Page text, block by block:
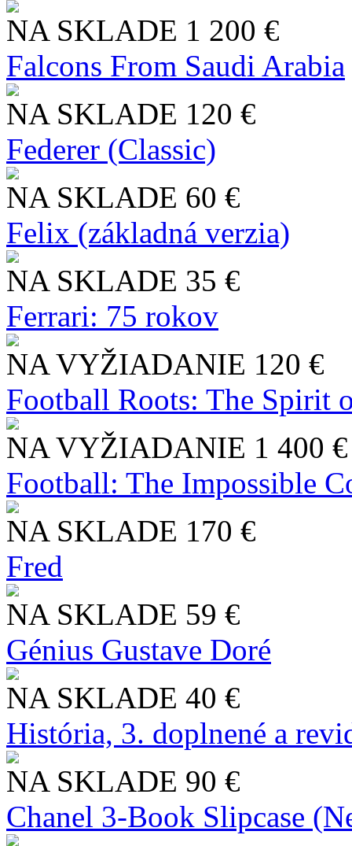
NA SKLADE 1 200 €
Falcons From Saudi Arabia
NA SKLADE 120 €
Federer (Classic)
NA SKLADE 60 €
Felix (základná verzia)
NA SKLADE 35 €
Ferrari: 75 rokov
NA VYŽIADANIE 120 €
Football Roots: The Spirit
NA VYŽIADANIE 1 400 €
Football: The Impossible
NA SKLADE 170 €
Fred
NA SKLADE 59 €
Génius Gustave Doré
NA SKLADE 40 €
História, 3. doplnené a
NA SKLADE 90 €
Chanel 3-Book Slipcase